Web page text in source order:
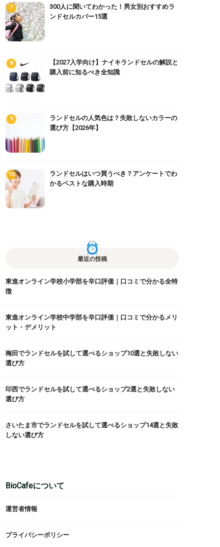
300人に聞いてわかった！男女別おすすめラ
ンドセルカバー15選
【2027入学向け】ナイキランドセルの解説と
購入前に知るべき全知識
ランドセルの人気色は？失敗しないカラーの
選び方【2026年】
ランドセルはいつ買うべき？アンケートでわ
かるベストな購入時期
最近の投稿
東進オンライン学校小学部を辛口評価｜口コミで分かる全特
徴
東進オンライン学校中学部を辛口評価｜口コミで分かるメリ
ット・デメリット
梅田でランドセルを試して選べるショップ10選と失敗しない
選び方
印西でランドセルを試して選べるショップ2選と失敗しない
選び方
さいたま市でランドセルを試して選べるショップ14選と失敗
しない選び方
BioCafeについて
運営者情報
プライバシーポリシー